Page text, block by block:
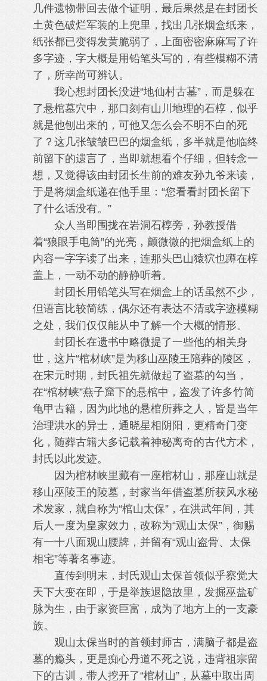
几件遗物带回去做个证明，最后果然是在封团长
土黄色破烂军装的上兜里，找出几张烟盒纸来，
纸张都已变得发黄脆弱了，上面密密麻麻写了许
多字迹，字大概是用铅笔头写的，有些模糊不清
了，所幸尚可辨认。
我心想封团长没进“地仙村古墓”，而是躲在
了悬棺墓穴中，那口刻有山川地理的石椁，似乎
就是他刨出来的，可他又怎么会不明不白的死
了？这几张皱皱巴巴的烟盒纸，多半就是他临终
前留下的遗言了，当即就想看个仔细，但转念一
想，又觉得该由封团长生前的难友孙九爷来读，
于是将烟盒纸递在他手里：“您看看封团长留下
了什么话没有。”
众人当即围拢在岩洞石椁旁，孙教授借
着“狼眼手电筒”的光亮，颤微微的把烟盒纸上的
内容一字字读了出来，连那头巴山猿狖也蹲在椁
盖上，一动不动的静静听着。
封团长用铅笔头写在烟盒上的话虽然不少，
但语言比较简练，偶尔还有表达不清或字迹模糊
之处，我们仅仅能从中了解一个大概的情形。
封团长在遗书中略微提了一些他的相关身
世，这片“棺材峡”是为移山巫陵王陪葬的陵区，
在宋元时期，封氏祖先就做起了盗墓的勾当，
在“棺材峡”燕子窟下的悬棺中，盗发了许多竹简
龟甲古籍，因为此地的悬棺所葬之人，皆是当年
治理洪水的异士，通晓星相阴阳，更精奇门变
化，随葬古籍大多记载着神秘离奇的古代方术，
封氏以此发迹。
因为棺材峡里藏有一座棺材山，那座山就是
移山巫陵王的陵墓，封家当年借盗墓所获风水秘
术发家，就自称为“棺山太保”，在洪武年间，其
后人一度为皇家效力，改称为“观山太保”，御赐
有一十八面观山腰牌，并留有“观山盗骨、太保
相宅”等著名事迹。
直传到明末，封氏观山太保首领似乎察觉大
天下大变在即，于是举族退隐故里，发掘巫盐矿
脉为生，由于家资巨富，成为了地方上的一支豪
族。
观山太保当时的首领封师古，满脑子都是盗
墓的瘾头，更是痴心丹道不死之说，违背祖宗留
下的古训，带人挖开了“棺材山”，从墓中取出周